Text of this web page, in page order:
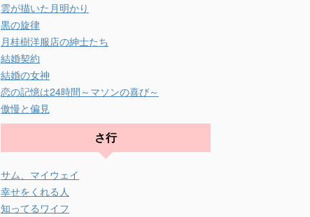
雲が描いた月明かり
黒の旋律
月桂樹洋服店の紳士たち
結婚契約
結婚の女神
恋の記憶は24時間～マソンの喜び～
傲慢と偏見
さ行
サム、マイウェイ
幸せをくれる人
知ってるワイフ